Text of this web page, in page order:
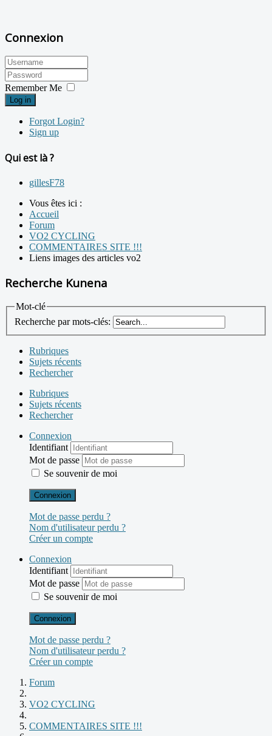
Connexion
Remember Me
Log in
Forgot Login?
Sign up
Qui est là ?
gillesF78
Vous êtes ici :
Accueil
Forum
VO2 CYCLING
COMMENTAIRES SITE !!!
Liens images des articles vo2
Recherche Kunena
Mot-clé
Recherche par mots-clés:
Rubriques
Sujets récents
Rechercher
Rubriques
Sujets récents
Rechercher
Connexion
Identifiant
Mot de passe
Se souvenir de moi
Connexion
Mot de passe perdu ?
Nom d'utilisateur perdu ?
Créer un compte
Connexion
Identifiant
Mot de passe
Se souvenir de moi
Connexion
Mot de passe perdu ?
Nom d'utilisateur perdu ?
Créer un compte
Forum
VO2 CYCLING
COMMENTAIRES SITE !!!